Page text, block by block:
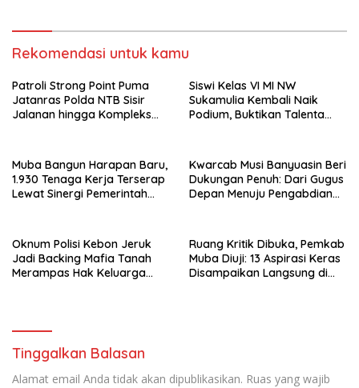
Rekomendasi untuk kamu
Patroli Strong Point Puma
Jatanras Polda NTB Sisir
Jalanan hingga Kompleks
Siswi Kelas VI MI NW
Sukamulia Kembali Naik
Podium, Buktikan Talenta
Muba Bangun Harapan Baru,
1.930 Tenaga Kerja Terserap
Lewat Sinergi Pemerintah
Kwarcab Musi Banyuasin Beri
Dukungan Penuh: Dari Gugus
Depan Menuju Pengabdian
Emas Masuk TNI-Polri
Oknum Polisi Kebon Jeruk
Jadi Backing Mafia Tanah
Merampas Hak Keluarga
Ruang Kritik Dibuka, Pemkab
Muba Diuji: 13 Aspirasi Keras
Disampaikan Langsung di
Tinggalkan Balasan
Alamat email Anda tidak akan dipublikasikan. Ruas yang wajib